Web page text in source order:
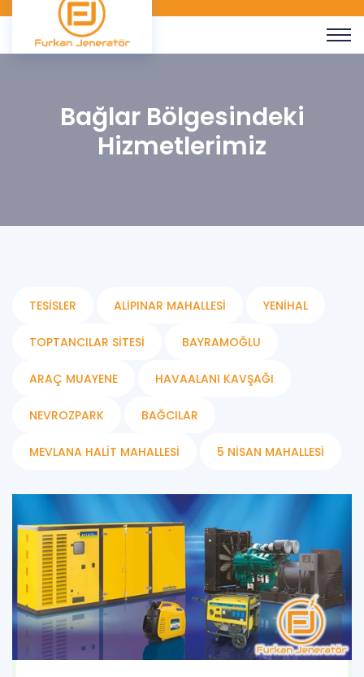
Bağlar Bölgesindeki
Hizmetlerimiz
TESISLER ALIPINAR MAHALLESI YENIHAL
TOPTANCILAR SITESI BAYRAMOĞLU
ARAÇ MUAYENE HAVAALANI KAVŞAĞI
NEVROZPARK BAĞCILAR
MEVLANA HALIT MAHALLESI 5 NISAN MAHALLESI